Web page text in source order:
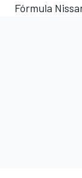
Fórmula